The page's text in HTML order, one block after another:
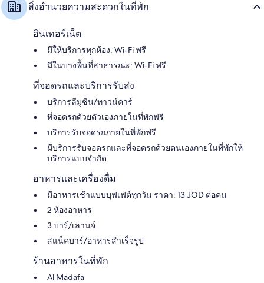
สิ่งอำนวยความสะดวกในที่พัก
อินเทอร์เน็ต
มีให้บริการทุกห้อง: Wi-Fi ฟรี
มีในบางพื้นที่สาธารณะ: Wi-Fi ฟรี
ที่จอดรถและบริการรับส่ง
บริการลีมูซีน/ทาวน์คาร์
ที่จอดรถด้วยตัวเองภายในที่พักฟรี
บริการรับจอดรถภายในที่พักฟรี
มีบริการรับจอดรถและที่จอดรถด้วยตนเองภายในที่พักให้
บริการแบบจำกัด
อาหารและเครื่องดื่ม
มีอาหารเช้าแบบบุฟเฟต์ทุกวัน ราคา: 13 JOD ต่อคน
2 ห้องอาหาร
3 บาร์/เลานจ์
สแน็คบาร์/อาหารสำเร็จรูป
ร้านอาหารในที่พัก
Al Madafa